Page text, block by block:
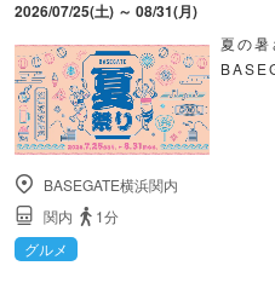
2026/07/25(土) ～ 08/31(月)
夏の
BASEGATE横浜関内
関内
1分
グルメ